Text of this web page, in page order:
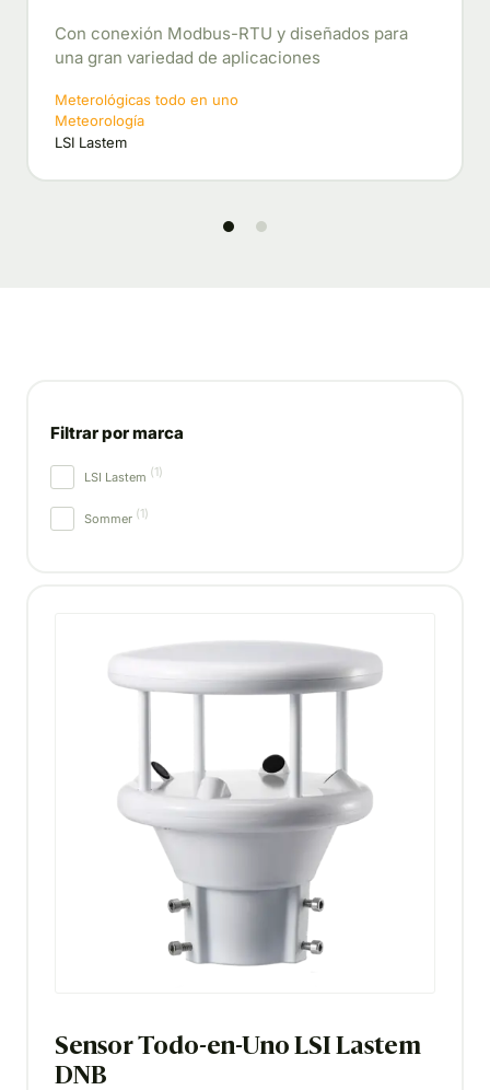
Con conexión Modbus-RTU y diseñados para
una gran variedad de aplicaciones
Meterológicas todo en uno
Meteorología
LSI Lastem
Sensor Todo-en-Uno LSI Lastem
DNB
Filtrar por marca
LSI Lastem (1)
Sommer (1)